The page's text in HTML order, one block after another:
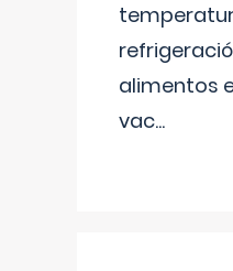
alimentos
vac...